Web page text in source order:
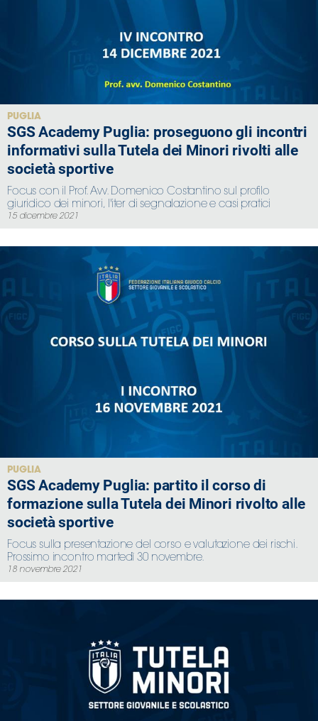
PUGLIA
SGS Academy Puglia: proseguono gli incontri
informativi sulla Tutela dei Minori rivolti alle
società sportive
Focus con il Prof. Avv. Domenico Costantino sul profilo
giuridico dei minori, l'iter di segnalazione e casi pratici
15 dicembre 2021
PUGLIA
SGS Academy Puglia: partito il corso di
formazione sulla Tutela dei Minori rivolto alle
società sportive
Focus sulla presentazione del corso e valutazione dei rischi.
Prossimo incontro martedì 30 novembre.
18 novembre 2021